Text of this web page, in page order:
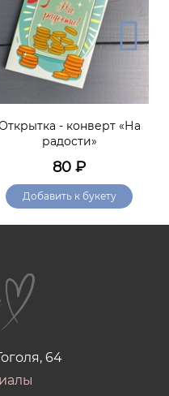
- конверт «На
радости»
80 ₽
Добавить к букету
64